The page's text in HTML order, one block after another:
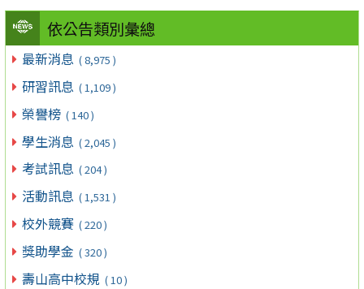
依公告類別彙總
最新消息 ( 8,975 )
研習訊息 ( 1,109 )
榮譽榜 ( 140 )
學生消息 ( 2,045 )
考試訊息 ( 204 )
活動訊息 ( 1,531 )
校外競賽 ( 220 )
獎助學金 ( 320 )
壽山高中校規 ( 10 )